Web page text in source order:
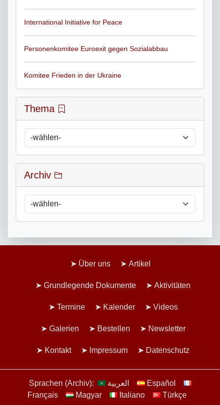
International Initiative for Peace
Personenkomitee Euroexit gegen Sozialabbau
Komitee Frieden in der Ukraine
Thema
Archiv
Über uns Artikel
Grundlegende Dokumente Aktivitäten
Termine Kalender Videos
Galerien Bestellen Newsletter
Kontakt Impressum Datenschutz
Sprachen (Archiv): العربية
Español
Français
Magyar Italiano Türkçe